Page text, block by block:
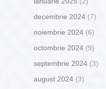
decembrie 2024 (7)
noiembrie 2024 (6)
octombrie 2024 (9)
septembrie 2024 (3)
august 2024 (3)